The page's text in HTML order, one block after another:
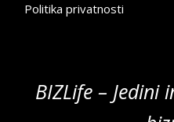
Politika privatnosti
BIZLife – Jedini